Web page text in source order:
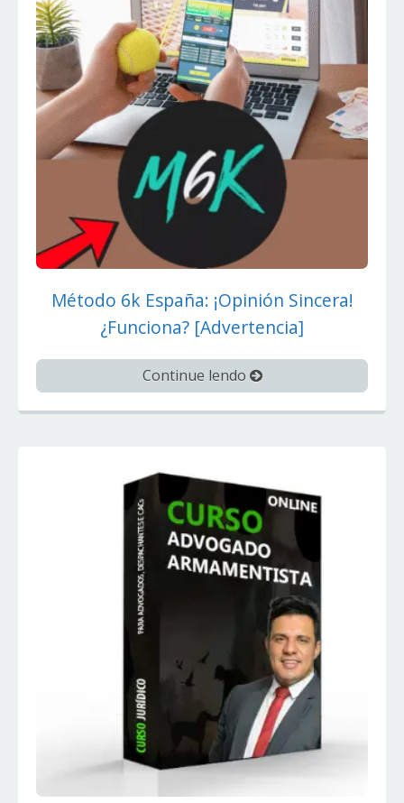
Método 6k España: ¡Opinión Sincera!
¿Funciona? [Advertencia]
Continue lendo